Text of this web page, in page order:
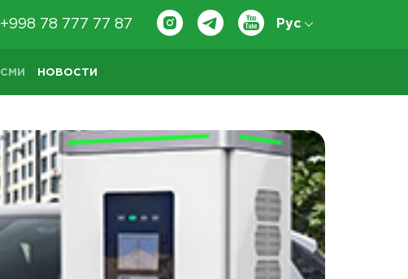
+998 78 777 77 87 Рус
СМИ НОВОСТИ